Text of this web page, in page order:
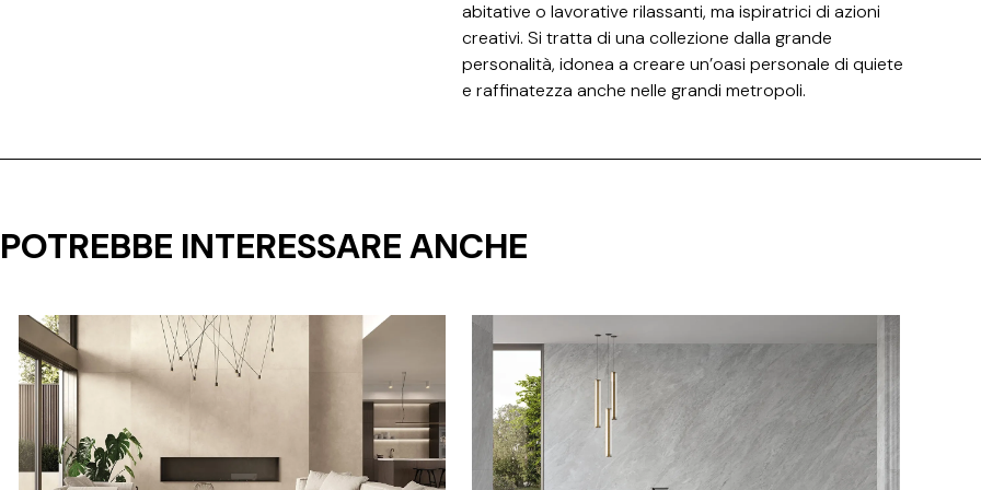
abitative o lavorative rilassanti, ma ispiratrici di azioni
creativi. Si tratta di una collezione dalla grande
personalità, idonea a creare un’oasi personale di quiete
e raffinatezza anche nelle grandi metropoli.
INTERESSARE ANCHE